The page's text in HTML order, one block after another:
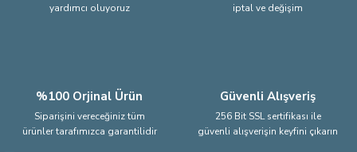
yardımcı oluyoruz
iptal ve değişim
%100 Orjinal Ürün
Siparişini vereceğiniz tüm
ürünler tarafımızca garantilidir
Güvenli Alışveriş
256 Bit SSL sertifikası ile
güvenli alışverişin keyfini çıkarın